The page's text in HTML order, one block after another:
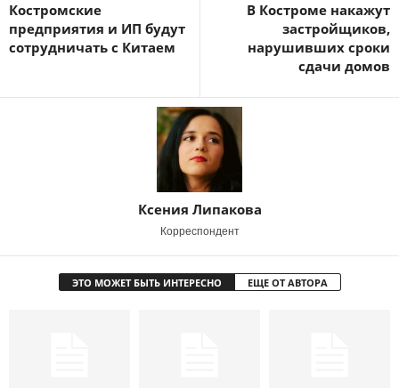
Костромские
предприятия и ИП будут
сотрудничать с Китаем
В Костроме накажут
застройщиков,
нарушивших сроки
сдачи домов
Ксения Липакова
Корреспондент
ЭТО МОЖЕТ БЫТЬ ИНТЕРЕСНО ЕЩЕ ОТ АВТОРА